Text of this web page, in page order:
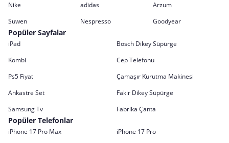
Nike
adidas
Arzum
Suwen
Nespresso Goodyear
Popüler Sayfalar
iPad
Bosch Dikey Süpürge
Kombi
Cep Telefonu
Ps5 Fiyat
Çamaşır Kurutma Makinesi
Ankastre Set
Fakir Dikey Süpürge
Samsung Tv
Fabrika Çanta
Popüler Telefonlar
iPhone 17 Pro Max
iPhone 17 Pro